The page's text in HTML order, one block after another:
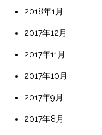
2018年1月
2017年12月
2017年11月
2017年10月
2017年9月
2017年8月